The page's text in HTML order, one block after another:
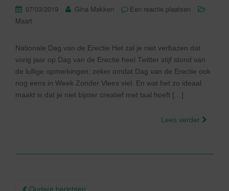
07/03/2019 Gina Makken
Een reactie plaatsen
Maart
Nationale Dag van de Erectie Het zal je niet verbazen dat
vorig jaar op Dag van de Erectie heel Twitter stijf stond van
de lullige opmerkingen, zeker omdat Dag van de Erectie ook
nog eens in Week Zonder Vlees viel. En wat het zo ideaal
maakt is dat je niet bijster creatief met taal hoeft […]
Lees verder
Berichtnavigatie
Oudere berichten